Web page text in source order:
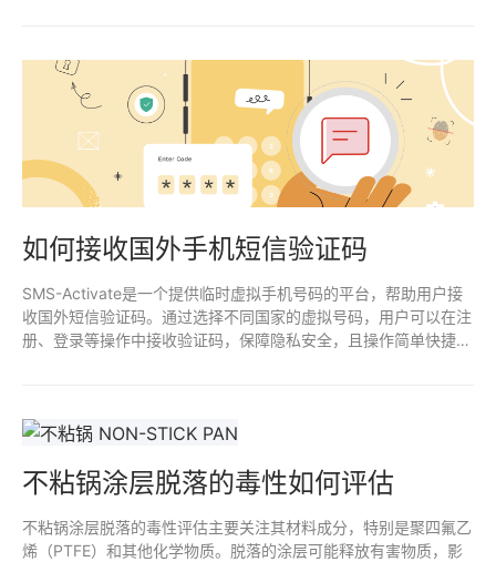
如何接收国外手机短信验证码
SMS-Activate是一个提供临时虚拟手机号码的平台，帮助用户接
收国外短信验证码。通过选择不同国家的虚拟号码，用户可以在注
册、登录等操作中接收验证码，保障隐私安全，且操作简单快捷。
不粘锅涂层脱落的毒性如何评估
不粘锅涂层脱落的毒性评估主要关注其材料成分，特别是聚四氟乙
烯（PTFE）和其他化学物质。脱落的涂层可能释放有害物质，影